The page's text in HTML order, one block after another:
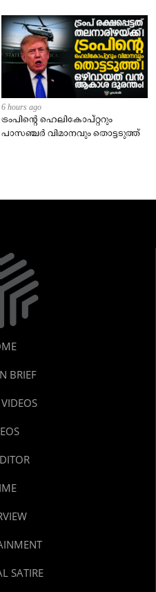
6 hours ago
ട്രംപിന്റെ ഹെലികോപ്റ്ററും
പാസഞ്ചര്‍ വിമാനവും തൊട്ടടുത്ത്
BRIEF
SATIRE